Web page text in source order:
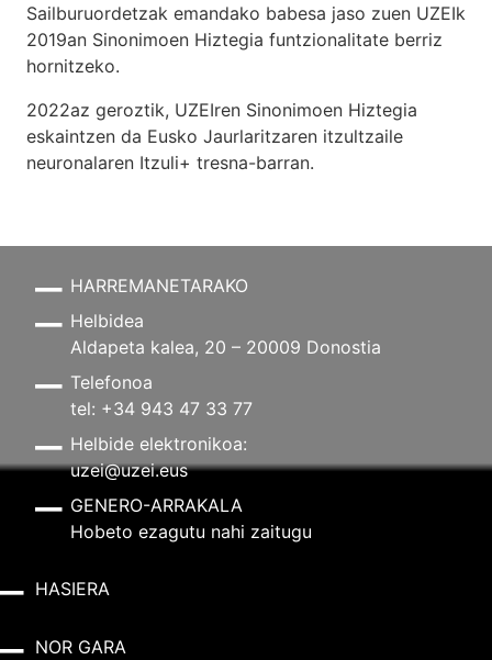
Sailburuordetzak emandako babesa jaso zuen UZEIk
2019an Sinonimoen Hiztegia funtzionalitate berriz
hornitzeko.
2022az geroztik, UZEIren Sinonimoen Hiztegia
eskaintzen da Eusko Jaurlaritzaren itzultzaile
neuronalaren Itzuli+ tresna-barran.
HARREMANETARAKO
Helbidea
Aldapeta kalea, 20 – 20009 Donostia
Telefonoa
tel: +34 943 47 33 77
Helbide elektronikoa:
uzei@uzei.eus
GENERO-ARRAKALA
Hobeto ezagutu nahi zaitugu
HASIERA
NOR GARA